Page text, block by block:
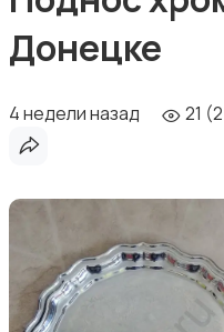
Донецке
4 недели назад 21